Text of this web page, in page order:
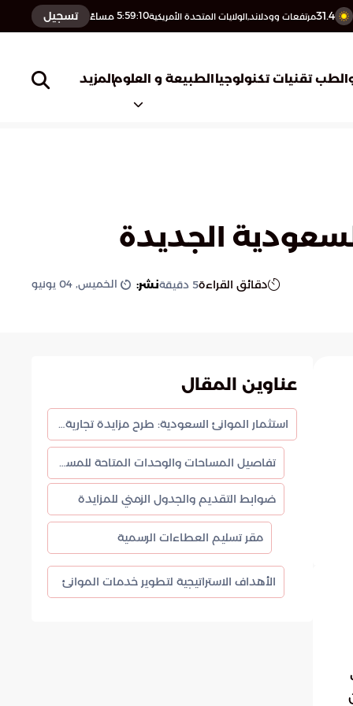
31.4مرتفعات وودلاند,الولايات المتحدة الأمريكية5:59:11 مساءً تسجيل
تقنيات تكنولوجياالطبيعة و العلومالمزيد
الجديدة
دقائق القراءة5 دقيقةنشر: الخميس, 04 يونيو
عناوين المقال
استثمار الموانئ السعودية: طرح مزايدة تجارية في جازان وفرسان
تفاصيل المساحات والوحدات المتاحة للمستثمرين
ضوابط التقديم والجدول الزمني للمزايدة
مقر تسليم العطاءات الرسمية
الأهداف الاستراتيجية لتطوير خدمات الموانئ